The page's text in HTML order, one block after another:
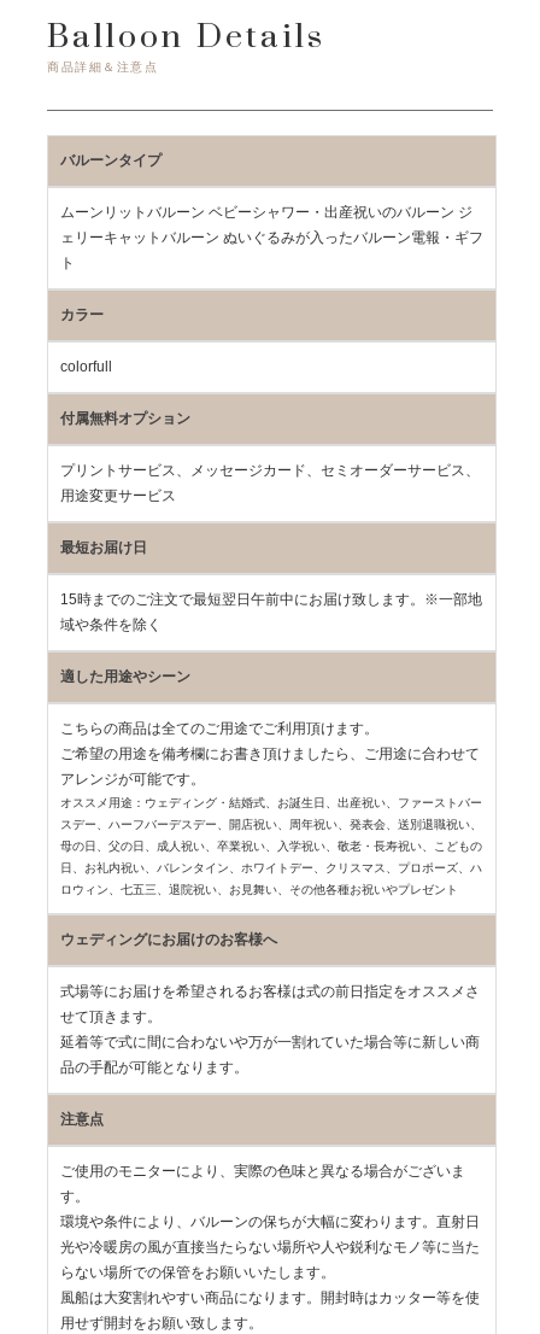
Balloon Details
商品詳細＆注意点
バルーンタイプ
ムーンリットバルーン ベビーシャワー・出産祝いのバルーン ジ
ェリーキャットバルーン ぬいぐるみが入ったバルーン電報・ギフ
ト
カラー
colorfull
付属無料オプション
プリントサービス、メッセージカード、セミオーダーサービス、
用途変更サービス
最短お届け日
15時までのご注文で最短翌日午前中にお届け致します。※一部地
域や条件を除く
適した用途やシーン
こちらの商品は全てのご用途でご利用頂けます。
ご希望の用途を備考欄にお書き頂けましたら、ご用途に合わせて
アレンジが可能です。
オススメ用途：ウェディング・結婚式、お誕生日、出産祝い、ファーストバー
スデー、ハーフバーデスデー、開店祝い、周年祝い、発表会、送別退職祝い、
母の日、父の日、 成人祝い、卒業祝い、入学祝い、敬老・長寿祝い、こどもの
日、お礼内祝い、バレンタイン、ホワイトデー、クリスマス、プロポーズ、ハ
ロウィン、七五三、退院祝い、お見舞い、その他各種お祝いやプレゼント
ウェディングにお届けのお客様へ
式場等にお届けを希望されるお客様は式の前日指定をオススメさ
せて頂きます。
延着等で式に間に合わないや万が一割れていた場合等に新しい商
品の手配が可能となります。
注意点
ご使用のモニターにより、実際の色味と異なる場合がございま
す。
環境や条件により、バルーンの保ちが大幅に変わります。直射日
光や冷暖房の風が直接当たらない場所や人や鋭利なモノ等に当た
らない場所での保管をお願いいたします。
風船は大変割れやすい商品になります。開封時はカッター等を使
用せず開封をお願い致します。